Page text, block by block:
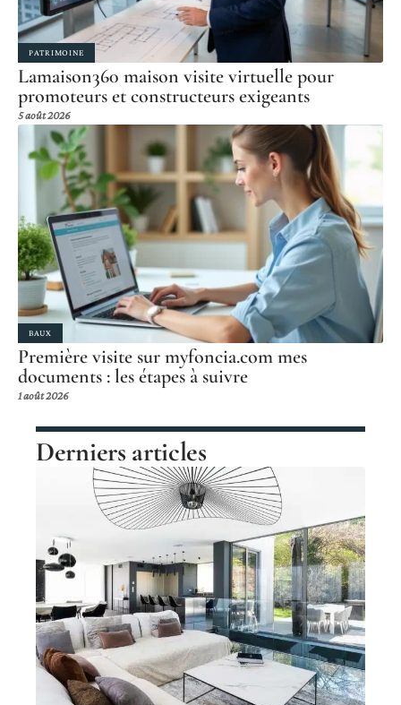
PATRIMOINE
Lamaison360 maison visite virtuelle pour
promoteurs et constructeurs exigeants
5 août 2026
BAUX
Première visite sur myfoncia.com mes
documents : les étapes à suivre
1 août 2026
Derniers articles